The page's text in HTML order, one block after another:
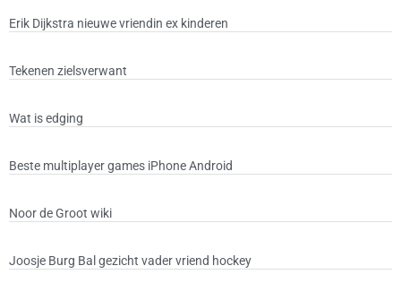
Erik Dijkstra nieuwe vriendin ex kinderen
Tekenen zielsverwant
Wat is edging
Beste multiplayer games iPhone Android
Noor de Groot wiki
Joosje Burg Bal gezicht vader vriend hockey